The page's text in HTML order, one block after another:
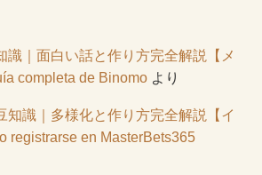
識｜面白い話と作り方完全解説【メ
completa de Binomoより
知識｜多様化と作り方完全解説【イ
registrarse en MasterBets365